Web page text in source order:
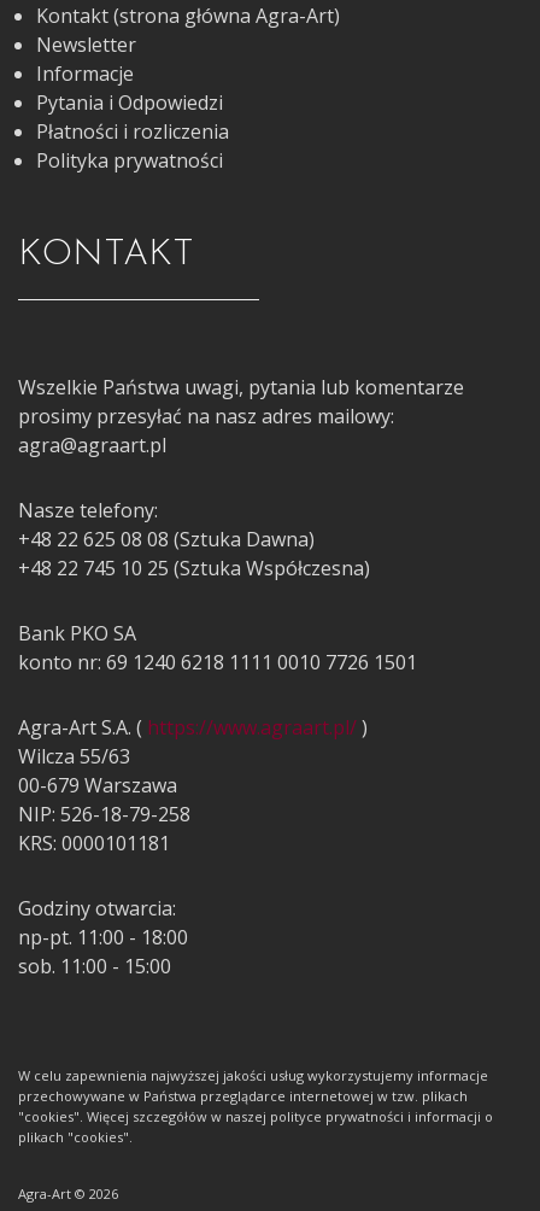
Kontakt (strona główna Agra-Art)
Newsletter
Informacje
Pytania i Odpowiedzi
Płatności i rozliczenia
Polityka prywatności
KONTAKT
Wszelkie Państwa uwagi, pytania lub komentarze
prosimy przesyłać na nasz adres mailowy:
agra@agraart.pl
Nasze telefony:
+48 22 625 08 08 (Sztuka Dawna)
+48 22 745 10 25 (Sztuka Współczesna)
Bank PKO SA
konto nr: 69 1240 6218 1111 0010 7726 1501
Agra-Art S.A. ( https://www.agraart.pl/)
Wilcza 55/63
00-679 Warszawa
NIP: 526-18-79-258
KRS: 0000101181
Godziny otwarcia:
np-pt. 11:00 - 18:00
sob. 11:00 - 15:00
W celu zapewnienia najwyższej jakości usług wykorzystujemy informacje
przechowywane w Państwa przeglądarce internetowej w tzw. plikach
"cookies". Więcej szczegółów w naszej polityce prywatności i informacji o
plikach "cookies".
Agra-Art © 2026